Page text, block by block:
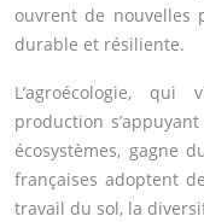
ouvrent de nouvelles
durable et résiliente.
L’agroécologie,
production
écosystèmes, gagne
françaises adoptent
travail du sol, la